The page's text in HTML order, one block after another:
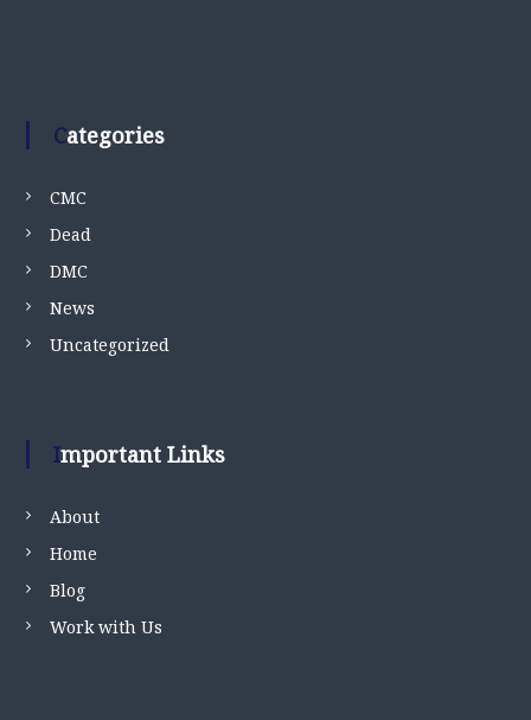
Categories
CMC
Dead
DMC
News
Uncategorized
Important Links
About
Home
Blog
Work with Us